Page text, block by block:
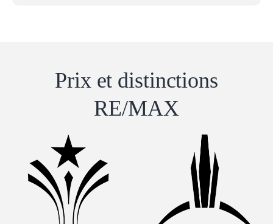
Prix ​​et distinctions
RE/MAX